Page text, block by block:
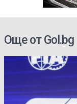
Още от Gol.bg